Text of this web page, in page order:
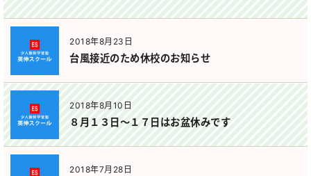
2018年8月23日
台風接近のため休校のお知らせ
2018年8月10日
８月１３日～１７日はお盆休みです
2018年7月28日